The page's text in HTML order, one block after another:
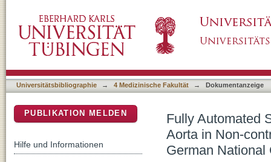
enhanced Magnetic Resonance Images of
Universitätsbibliographie → 4 Medizinische Fakultät → Dokumentanzeige
Fully Automated
Aorta in Non-
German National
PUBLIKATION MELDEN
Hilfe und Informationen